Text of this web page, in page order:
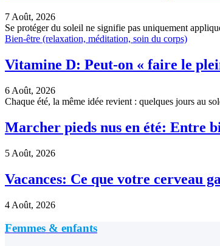
7 Août, 2026
Se protéger du soleil ne signifie pas uniquement
Bien-être (relaxation, méditation, soin du corps)
Vitamine D: Peut-on « faire le
6 Août, 2026
Chaque été, la même idée revient : quelques jours au
Marcher pieds nus en été: Entre
5 Août, 2026
Vacances: Ce que votre cerveau
4 Août, 2026
Femmes & enfants